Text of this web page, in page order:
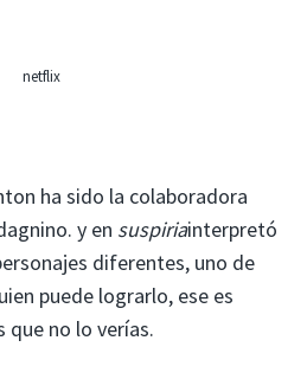
netflix
ha sido la colaboradora
y en suspiriainterpretó
diferentes, uno de
puede lograrlo, ese es
que no lo verías.